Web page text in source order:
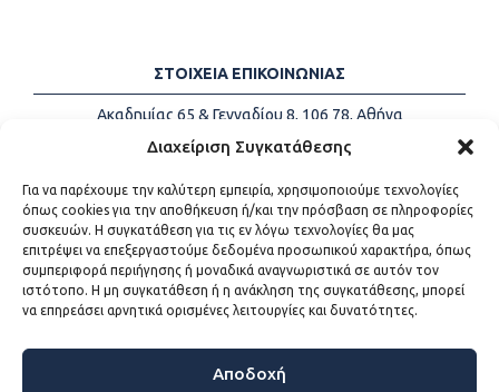
Διαχείριση Συγκατάθεσης
Για να παρέχουμε την καλύτερη εμπειρία, χρησιμοποιούμε τεχνολογίες
όπως cookies για την αποθήκευση ή/και την πρόσβαση σε πληροφορίες
συσκευών. Η συγκατάθεση για τις εν λόγω τεχνολογίες θα μας
επιτρέψει να επεξεργαστούμε δεδομένα προσωπικού χαρακτήρα, όπως
συμπεριφορά περιήγησης ή μοναδικά αναγνωριστικά σε αυτόν τον
ιστότοπο. Η μη συγκατάθεση ή η ανάκληση της συγκατάθεσης, μπορεί
να επηρεάσει αρνητικά ορισμένες λειτουργίες και δυνατότητες.
Αποδοχή
ΣΤΟΙΧΕΙΑ ΕΠΙΚΟΙΝΩΝΙΑΣ
Ακαδημίας 65 & Γενναδίου 8, 106 78, Αθήνα
Τηλέφωνα:
+30 213-2147500
Email:
info@kede.gr
ΧΡΗΣΙΜΟΙ ΣΥΝΔΕΣΜΟΙ
Η ΚΕΔΕ
Sitemap
Προσβασιμότητα